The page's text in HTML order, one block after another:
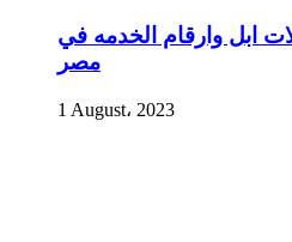
ابل وارقام الخدمه في
مصر
1 August، 2023